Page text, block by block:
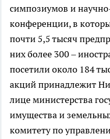
симпозиумов и
конференции, в
почти 5,5 тысяч
них более 300 –
посетили около 184
акций принадлежит
лице министерства
имущества и
комитету по